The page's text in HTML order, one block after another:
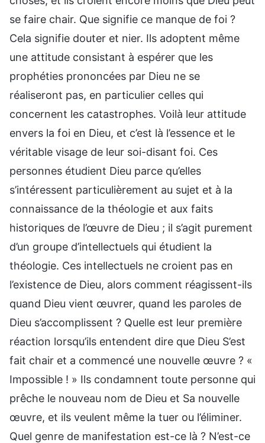
se faire chair. Que signifie ce manque de foi ?
Cela signifie douter et nier. Ils adoptent même
une attitude consistant à espérer que les
prophéties prononcées par Dieu ne se
réaliseront pas, en particulier celles qui
concernent les catastrophes. Voilà leur attitude
envers la foi en Dieu, et c’est là l’essence et le
véritable visage de leur soi-disant foi. Ces
personnes étudient Dieu parce qu’elles
s’intéressent particulièrement au sujet et à la
connaissance de la théologie et aux faits
historiques de l’œuvre de Dieu ; il s’agit purement
d’un groupe d’intellectuels qui étudient la
théologie. Ces intellectuels ne croient pas en
l’existence de Dieu, alors comment réagissent-ils
quand Dieu vient œuvrer, quand les paroles de
Dieu s’accomplissent ? Quelle est leur première
réaction lorsqu’ils entendent dire que Dieu S’est
fait chair et a commencé une nouvelle œuvre ? «
Impossible ! » Ils condamnent toute personne qui
prêche le nouveau nom de Dieu et Sa nouvelle
œuvre, et ils veulent même la tuer ou l’éliminer.
Quel genre de manifestation est-ce là ? N’est-ce